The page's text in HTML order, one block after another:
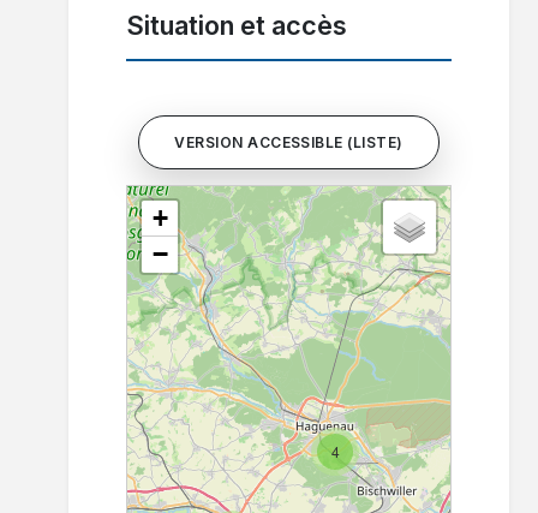
Situation et accès
VERSION ACCESSIBLE (LISTE)
4
+
−